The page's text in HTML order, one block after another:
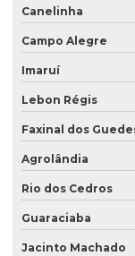
Projeto
Projeto
Projeto
Projeto
Projeto
Projeto
Projeto
Projeto
Canelinha
Campo Alegre
Imaruí
Lebon Régis
Faxinal dos
Agrolândia
Rio dos Cedros
Guaraciaba
Jacinto Machado